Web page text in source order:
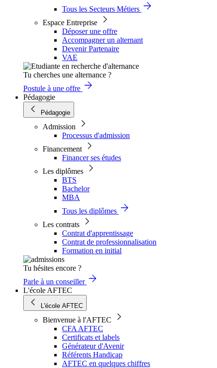
Tous les Secteurs Métiers
Espace Entreprise
Déposer une offre
Accompagner un alternant
Devenir Partenaire
VAE
Tu cherches une alternance ?
Postule à une offre
Pédagogie
Pédagogie
Admission
Processus d'admission
Financement
Financer ses études
Les diplômes
BTS
Bachelor
MBA
Tous les diplômes
Les contrats
Contrat d'apprentissage
Contrat de professionnalisation
Formation en initial
Tu hésites encore ?
Parle à un conseiller
L'école AFTEC
L'école AFTEC
Bienvenue à l'AFTEC
CFA AFTEC
Certificats et labels
Générateur d'Avenir
Référents Handicap
AFTEC en quelques chiffres